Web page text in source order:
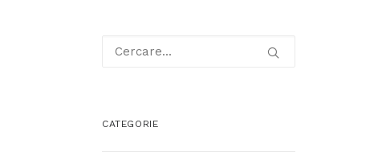
CATEGORIE